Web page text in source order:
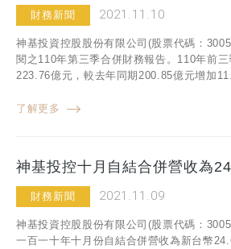
財務新聞 2021.11.10
神基投資控股股份有限公司(股票代碼：
閱之110年第三季合併財務報告。110年前
223.76億元，較去年同期200.85億元增加
了解更多
神基投控十月自結合併營收為
財務新聞 2021.11.09
神基投資控股股份有限公司(股票代碼：
一百一十年十月份自結合併營收為新台幣